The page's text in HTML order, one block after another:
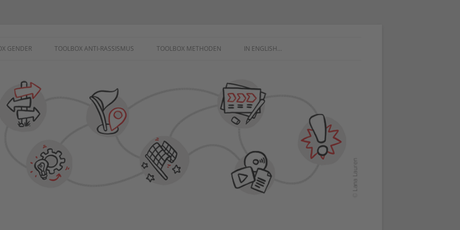
GENDER TOOLBOX ANTI-RASSISMUS TOOLBOX METHODEN IN ENGLISH…